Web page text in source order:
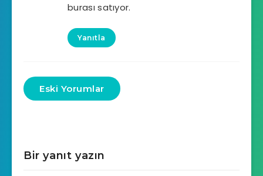
burası satıyor.
Yanıtla
Eski Yorumlar
Bir yanıt yazın